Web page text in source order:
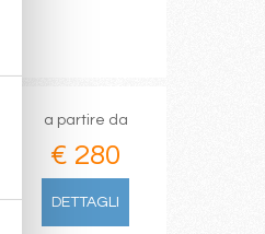
a partire da
€ 280
DETTAGLI